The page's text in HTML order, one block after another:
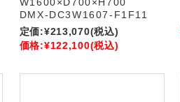
DMX-DC3W1607-F1F11
定価:¥213,070(税込)
価格:¥122,100(税込)